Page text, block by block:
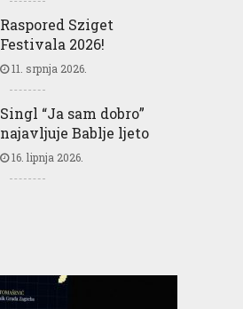
Raspored Sziget
Festivala 2026!
11. srpnja 2026.
Singl “Ja sam dobro”
najavljuje Bablje ljeto
16. lipnja 2026.